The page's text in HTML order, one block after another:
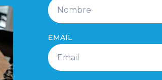
EMAIL